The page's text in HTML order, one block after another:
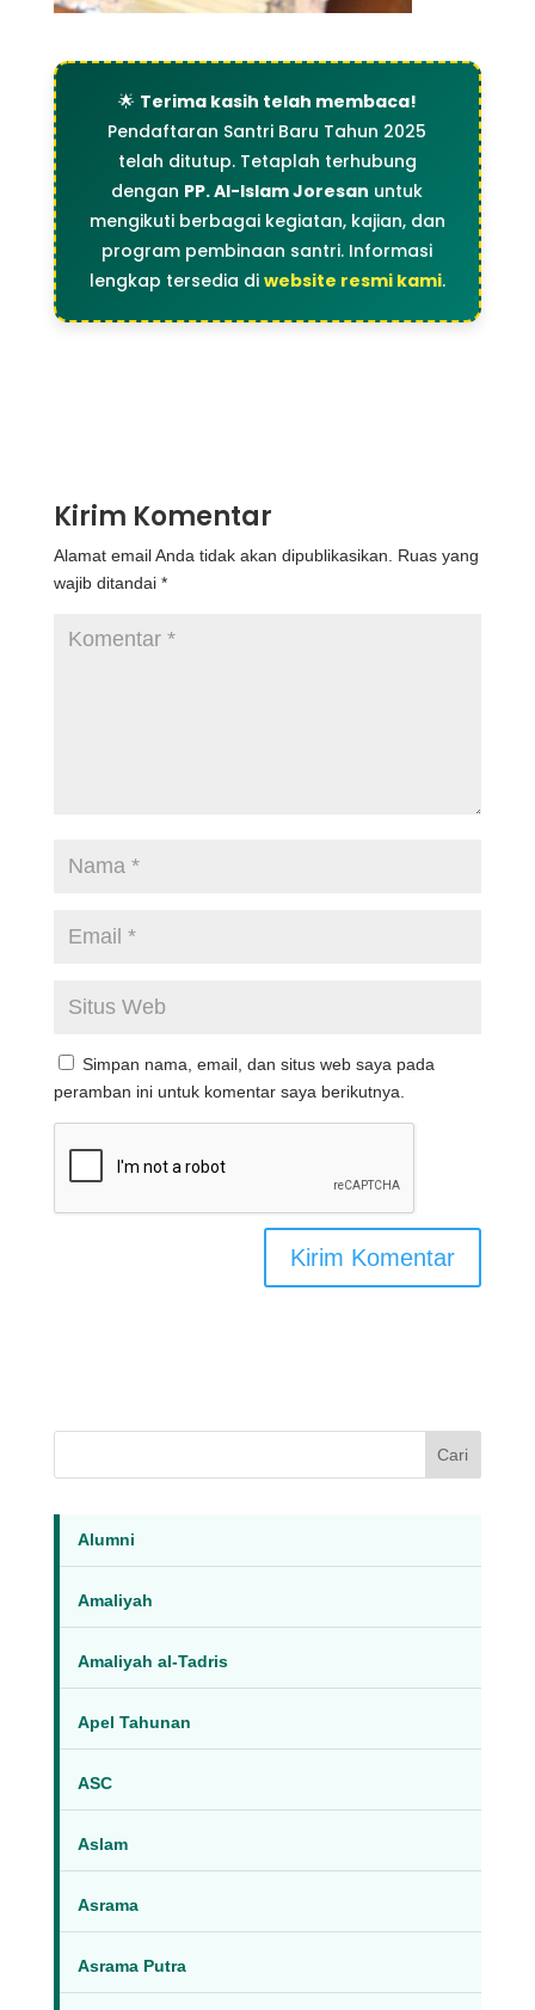
🌟 Terima kasih telah membaca!
Pendaftaran Santri Baru Tahun 2025
telah ditutup. Tetaplah terhubung
dengan PP. Al-Islam Joresan untuk
mengikuti berbagai kegiatan, kajian, dan
program pembinaan santri. Informasi
lengkap tersedia di website resmi kami.
Kirim Komentar
Alamat email Anda tidak akan dipublikasikan. Ruas yang
wajib ditandai *
Simpan nama, email, dan situs web saya pada
peramban ini untuk komentar saya berikutnya.
Cari
Alumni
Amaliyah
Amaliyah al-Tadris
Apel Tahunan
ASC
Aslam
Asrama
Asrama Putra